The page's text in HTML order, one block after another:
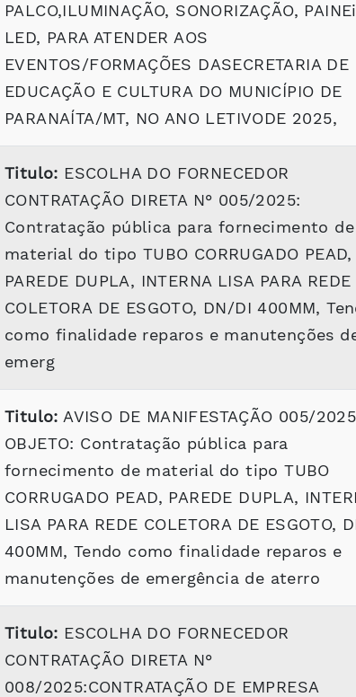
PALCO,ILUMINAÇÃO, SONORIZAÇÃO,
LED, PARA ATENDER AOS
EVENTOS/FORMAÇÕES DASECRETARIA DE
EDUCAÇÃO E CULTURA DO MUNICÍPIO DE
PARANAÍTA/MT, NO ANO LETIVODE 2025,
Titulo: ESCOLHA DO FORNECEDOR
CONTRATAÇÃO DIRETA N° 005/2025:
Contratação pública para fornecimento de
material do tipo TUBO CORRUGADO PEAD,
PAREDE DUPLA, INTERNA LISA PARA REDE
COLETORA DE ESGOTO, DN/DI 400MM,
como finalidade reparos e manutenções
emerg
Titulo: AVISO DE MANIFESTAÇÃO 005/2025
OBJETO: Contratação pública para
fornecimento de material do tipo TUBO
CORRUGADO PEAD, PAREDE DUPLA,
LISA PARA REDE COLETORA DE ESGOTO,
400MM, Tendo como finalidade reparos e
manutenções de emergência de aterro
Titulo: ESCOLHA DO FORNECEDOR
CONTRATAÇÃO DIRETA N°
008/2025:CONTRATAÇÃO DE EMPRESA